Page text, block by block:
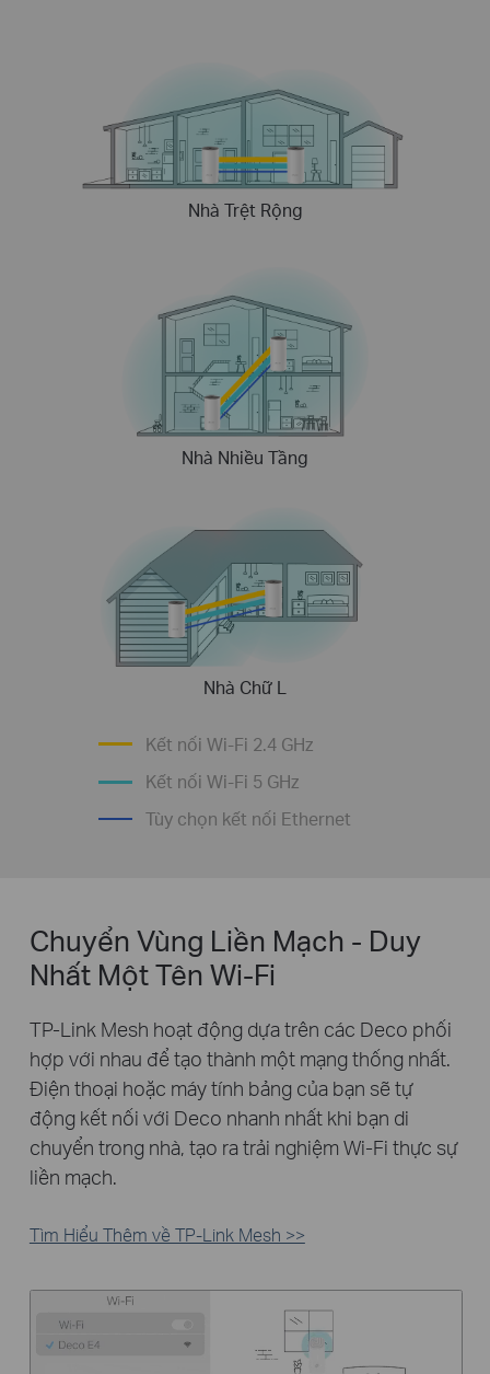
Nhà Trệt Rộng
Nhà Nhiều Tầng
Nhà Chữ L
Kết nối Wi-Fi 2.4 GHz
Kết nối Wi-Fi 5 GHz
Tùy chọn kết nối Ethernet
Chuyển Vùng Liền Mạch - Duy
Nhất Một Tên Wi-Fi
TP-Link Mesh hoạt động dựa trên các Deco phối
hợp với nhau để tạo thành một mạng thống nhất.
Điện thoại hoặc máy tính bảng của bạn sẽ tự
động kết nối với Deco nhanh nhất khi bạn di
chuyển trong nhà, tạo ra trải nghiệm Wi-Fi thực sự
liền mạch.
Tìm Hiểu Thêm về TP-Link Mesh >>